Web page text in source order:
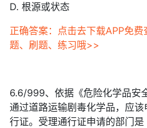
D. 根源或状态
正确答案：点击去下载APP免
题、刷题、练习哦>>
6.6/999、依据《危险化学品安
通过道路运输剧毒化学品，应
行证。受理通行证申请的部门是